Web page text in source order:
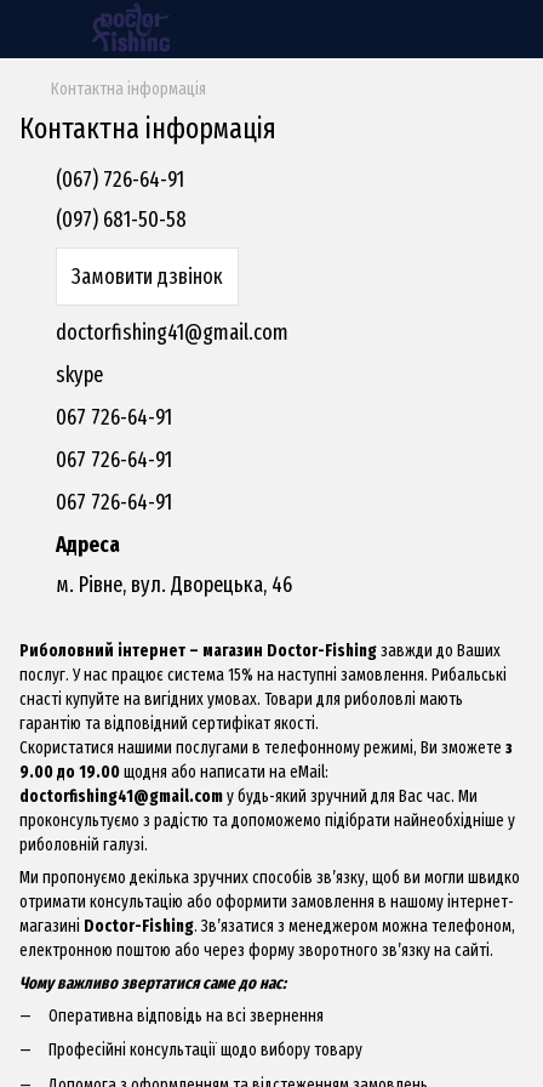
Контактна інформація
Контактна інформація
(067) 726-64-91
(097) 681-50-58
Замовити дзвінок
doctorfishing41@gmail.com
skype
067 726-64-91
067 726-64-91
067 726-64-91
Адреса
м. Рівне, вул. Дворецька, 46
Риболовний інтернет – магазин Doctor-Fishingзавжди до Ваших
послуг. У нас працює система 15% на наступні замовлення. Рибальські
снасті купуйте на вигідних умовах. Товари для риболовлі мають
гарантію та відповідний сертифікат якості.
Скористатися нашими послугами в телефонному режимі, Ви зможете з
9.00 до 19.00щодня або написати на eMail:
doctorfishing41@gmail.comу будь-який зручний для Вас час. Ми
проконсультуємо з радістю та допоможемо підібрати найнеобхідніше у
риболовній галузі.
Ми пропонуємо декілька зручних способів зв’язку, щоб ви могли швидко
отримати консультацію або оформити замовлення в нашому інтернет-
магазині Doctor-Fishing. Зв’язатися з менеджером можна телефоном,
електронною поштою або через форму зворотного зв’язку на сайті.
Чому важливо звертатися саме до нас:
Оперативна відповідь на всі звернення
Професійні консультації щодо вибору товару